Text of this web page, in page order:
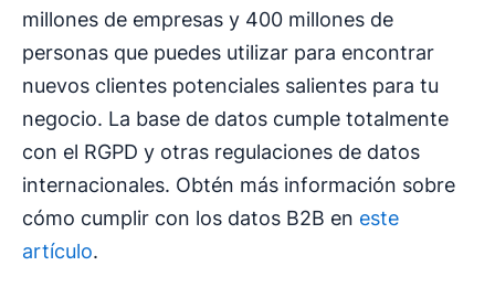
millones de empresas y 400 millones de
personas que puedes utilizar para encontrar
nuevos clientes potenciales salientes para tu
negocio. La base de datos cumple totalmente
con el RGPD y otras regulaciones de datos
internacionales. Obtén más información sobre
cómo cumplir con los datos B2B en este
artículo.